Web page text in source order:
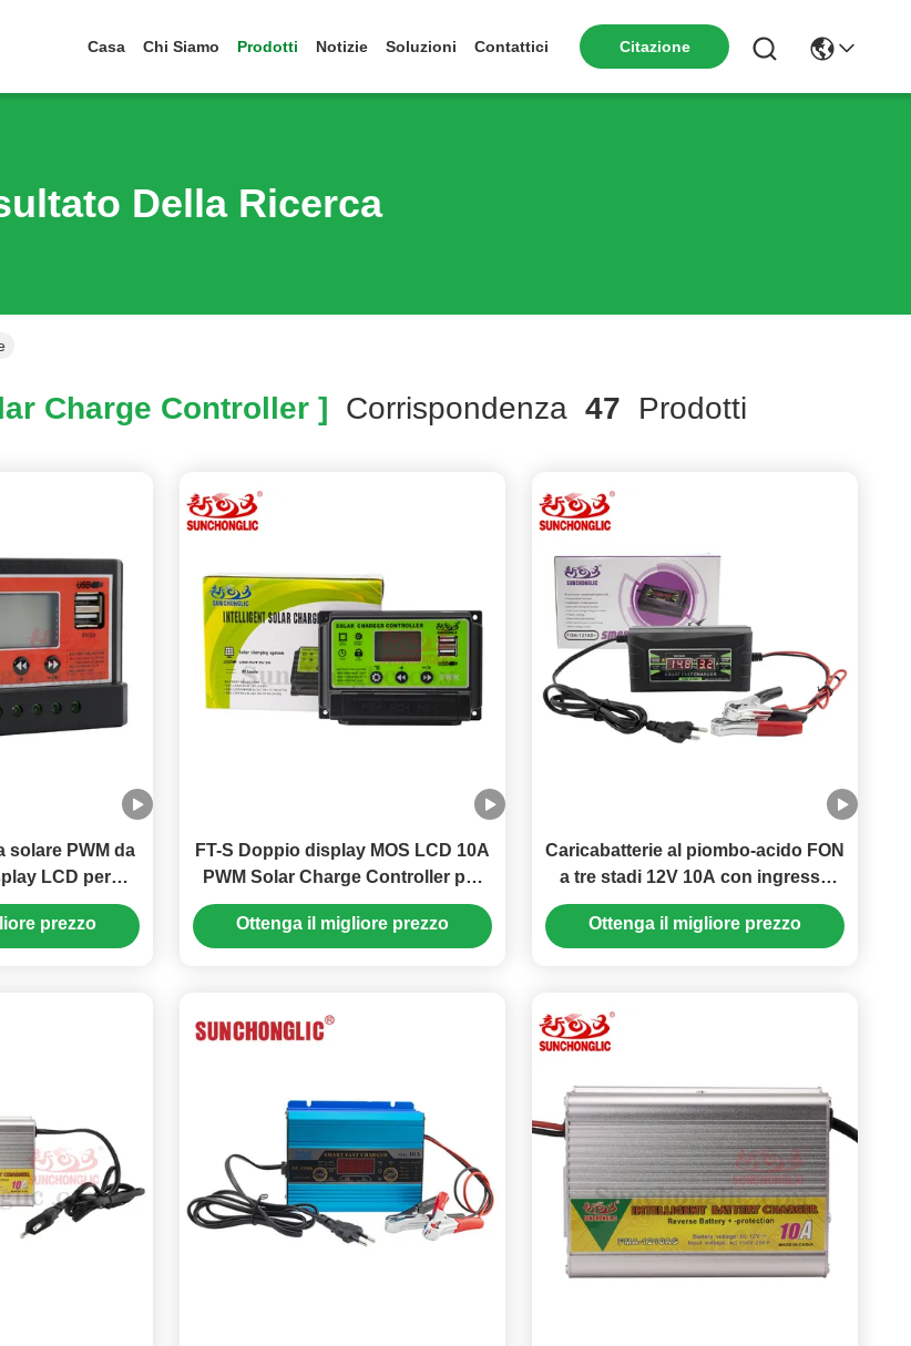
Casa Chi Siamo Prodotti Notizie Soluzioni Contattici Citazione
Della Ricerca
Charge Controller ] Corrispondenza 47 Prodotti
solare PWM da
LCD per
Volt
prezzo
FT-S Doppio display MOS LCD 10A
PWM Solar Charge Controller per
sistemi 12V 24V con ricarica a tre
fasi
Ottenga il migliore prezzo
Caricabatterie al piombo-acido FON
a tre stadi 12V 10A con ingresso
AC 150-250V, compatibile con
batterie AGM e GEL
Ottenga il migliore prezzo